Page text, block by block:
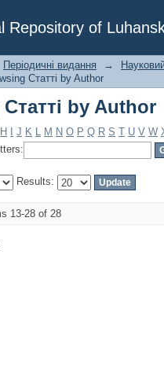
Repository of
by Author
Періодичні видання →
Статті by Author
by Author
H J K L M N O P Q R S T U V W
Results:
13-28 of 28